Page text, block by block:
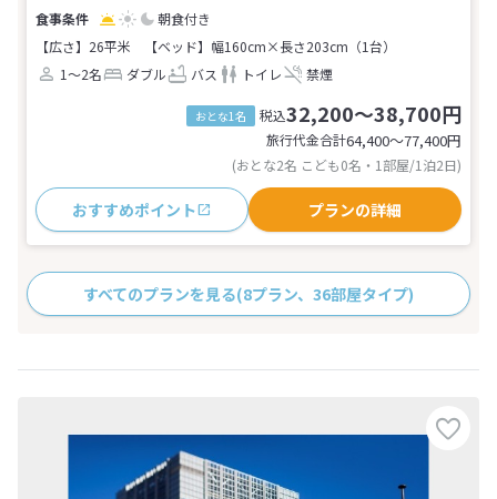
朝食付き
【広さ】26平米
【ベッド】幅160cm×長さ203cm（1台）
1～2名
ダブル バス トイレ 禁煙
おとな1名 税込32,200～38,700円
旅行代金合計64,400〜77,400円
(おとな2名 こども0名・1部屋/1泊2日)
おすすめポイント プランの詳細
すべてのプランを見る(8プラン、36部屋タイプ)